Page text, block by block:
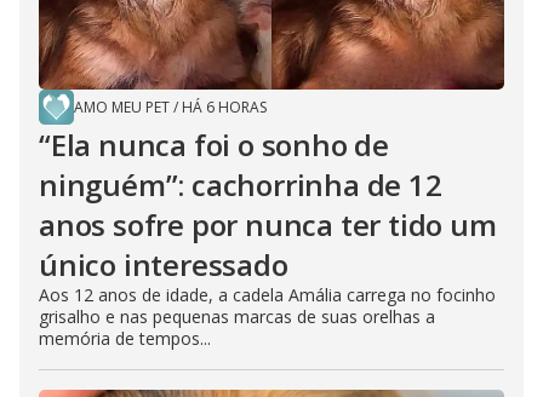
AMO MEU PET/ HÁ 6 HORAS
“Ela nunca foi o sonho de
ninguém”: cachorrinha de 12
anos sofre por nunca ter tido um
único interessado
Aos 12 anos de idade, a cadela Amália carrega no focinho
grisalho e nas pequenas marcas de suas orelhas a
memória de tempos...